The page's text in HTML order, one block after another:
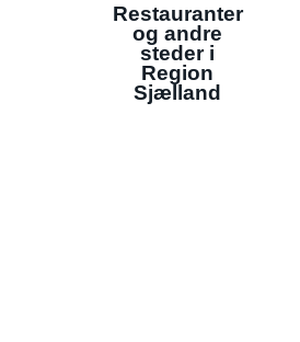
Restauranter
og andre
steder i
Region
Sjælland